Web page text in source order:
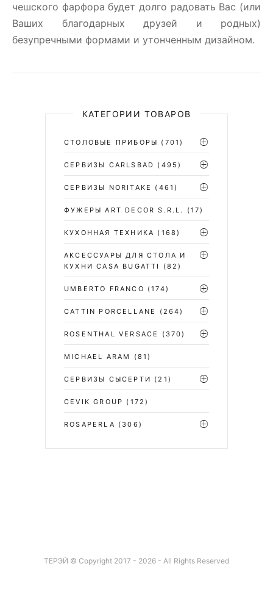
чешского фарфора будет долго радовать Вас (или
Ваших благодарных друзей и родных)
безупречными формами и утонченным дизайном.
КАТЕГОРИИ ТОВАРОВ
СТОЛОВЫЕ ПРИБОРЫ (701)
CЕРВИЗЫ CARLSBAD (495)
СЕРВИЗЫ NORITAKE (461)
ФУЖЕРЫ ART DECOR S.R.L. (17)
КУХОННАЯ ТЕХНИКА (168)
АКСЕССУАРЫ ДЛЯ СТОЛА И
КУХНИ CASA BUGATTI
(82)
UMBERTO FRANCO (174)
CATTIN PORCELLANE (264)
ROSENTHAL VERSACE (370)
MICHAEL ARAM (81)
СЕРВИЗЫ СЫСЕРТИ (21)
CEVIK GROUP (172)
ROSAPERLA (306)
ТЕРЭЙ © Copyright 2017 - 2026 - All Rights Reserved